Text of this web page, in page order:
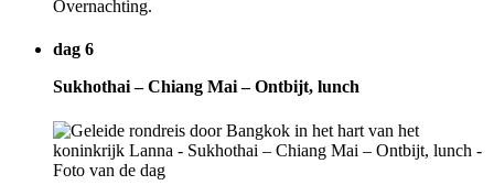
Overnachting.
dag 6
Sukhothai – Chiang Mai – Ontbijt, lunch